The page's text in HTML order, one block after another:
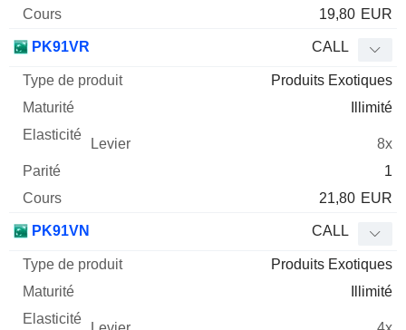
19,80 EUR
PK91VR CALL
Produits Exotiques
Illimité
8x
1
21,80 EUR
PK91VN CALL
Produits Exotiques
Illimité